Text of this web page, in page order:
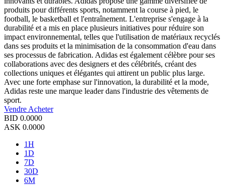
produits pour différents sports, notamment la course à pied, le
football, le basketball et l'entraînement. L'entreprise s'engage à la
durabilité et a mis en place plusieurs initiatives pour réduire son
impact environnemental, telles que l'utilisation de matériaux recyclés
dans ses produits et la minimisation de la consommation d'eau dans
ses processus de fabrication. Adidas est également célèbre pour ses
collaborations avec des designers et des célébrités, créant des
collections uniques et élégantes qui attirent un public plus large.
Avec une forte emphase sur l'innovation, la durabilité et la mode,
Adidas reste une marque leader dans l'industrie des vêtements de
sport.
Vendre Acheter
BID 0.0000
ASK 0.0000
1H
1D
7D
30D
6M